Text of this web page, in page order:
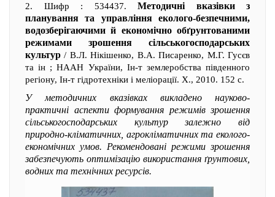
2. Шифр : 534437. Методичні вказівки з
планування та управління еколого-безпечними,
водозберігаючими й економічно обґрунтованими
режимами зрошення сільськогосподарських
культур / В.Л. Нікішенко, В.А. Писаренко, М.Г. Гусєв
та ін ; НААН України, Ін-т землеробства південного
регіону, Ін-т гідротехніки і меліорації. Х., 2010. 152 с.
У методичних вказівках викладено науково-
практичні аспекти формування режимів зрошення
сільськогосподарських культур залежно від
природно-кліматичних, агрокліматичних та еколого-
економічних умов. Рекомендовані режими зрошення
забезпечують оптимізацію використання ґрунтових,
водних та технічних ресурсів.